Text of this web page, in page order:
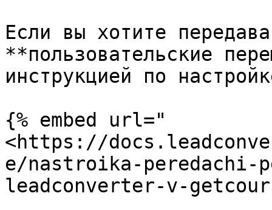
Если вы хотите
**пользовательские
инструкцией по
{% embed url="
<https://
e/nastroika-peredachi-
leadconverter-v-